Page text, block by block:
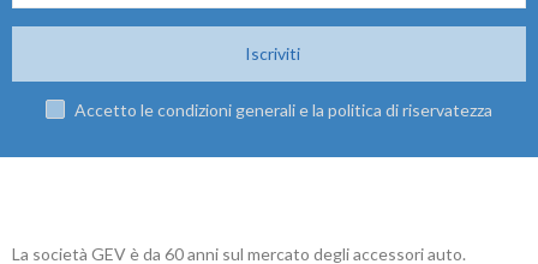
Iscriviti
Accetto le condizioni generali e la politica di riservatezza
La società GEV è da 60 anni sul mercato degli accessori auto.